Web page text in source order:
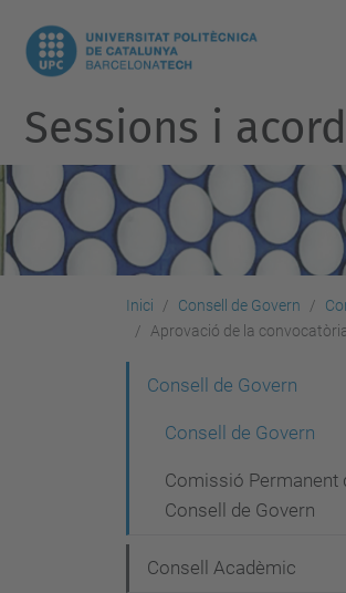
Sessions i
Inici Consell de Govern
Aprovació de la
g
Consell de Govern
Consell de Govern
Comissió Permanent
Consell de Govern
Consell Acadèmic